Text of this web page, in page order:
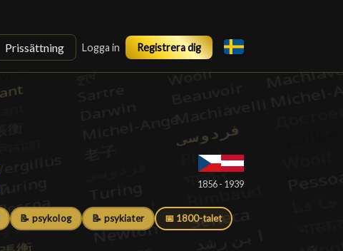
Prissättning Logga in Registrera dig
1856 - 1939
📝 psykolog 📝 psykiater 📅 1800-talet